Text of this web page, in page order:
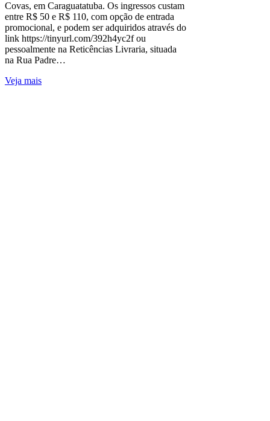
Covas, em Caraguatatuba. Os ingressos custam
entre R$ 50 e R$ 110, com opção de entrada
promocional, e podem ser adquiridos através do
link https://tinyurl.com/392h4yc2f ou
pessoalmente na Reticências Livraria, situada
na Rua Padre…
Veja mais